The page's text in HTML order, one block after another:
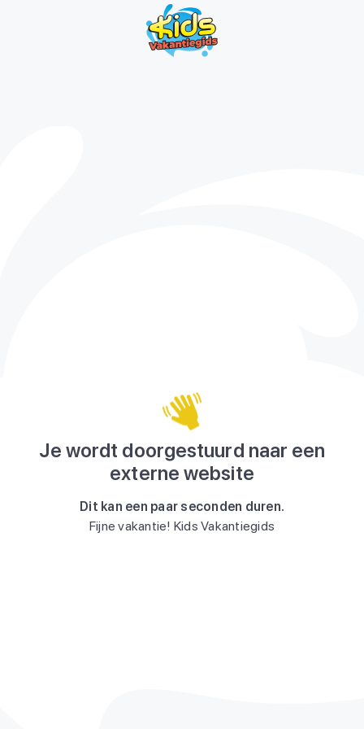
Je wordt doorgestuurd naar een
externe website
Dit kan een paar seconden duren.
Fijne vakantie! Kids Vakantiegids